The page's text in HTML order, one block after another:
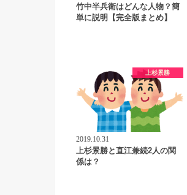
竹中半兵衛はどんな人物？簡
単に説明【完全版まとめ】
上杉景勝
2019.10.31
上杉景勝と直江兼続2人の関
係は？